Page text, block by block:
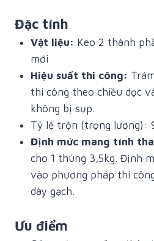
Đặc tính
Vật liệu: Keo 2 thành
mới
Hiệu suất thi công:
thi công theo chiều dọc
không bị sụp.
Tỷ lệ trộn (trọng lượng):
Định mức mang tính
cho 1 thùng 3,5kg. Định
vào phương pháp thi
dày gạch.
Ưu điểm